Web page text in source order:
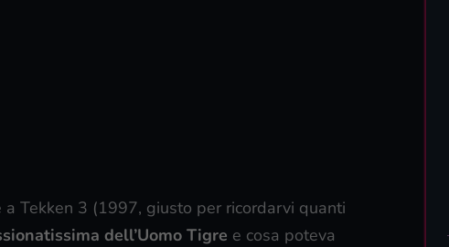
Tekken 3 (1997, giusto per ricordarvi quanti
dell’Uomo Tigre e cosa poteva